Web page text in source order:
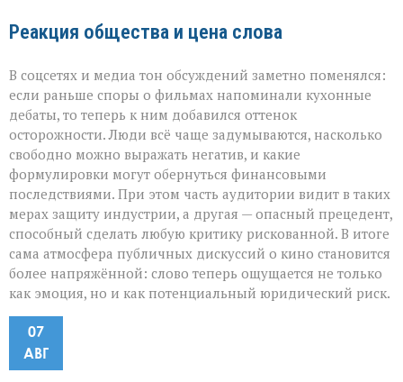
Реакция общества и цена слова
В соцсетях и медиа тон обсуждений заметно поменялся:
если раньше споры о фильмах напоминали кухонные
дебаты, то теперь к ним добавился оттенок
осторожности. Люди всё чаще задумываются, насколько
свободно можно выражать негатив, и какие
формулировки могут обернуться финансовыми
последствиями. При этом часть аудитории видит в таких
мерах защиту индустрии, а другая — опасный прецедент,
способный сделать любую критику рискованной. В итоге
сама атмосфера публичных дискуссий о кино становится
более напряжённой: слово теперь ощущается не только
как эмоция, но и как потенциальный юридический риск.
07
АВГ